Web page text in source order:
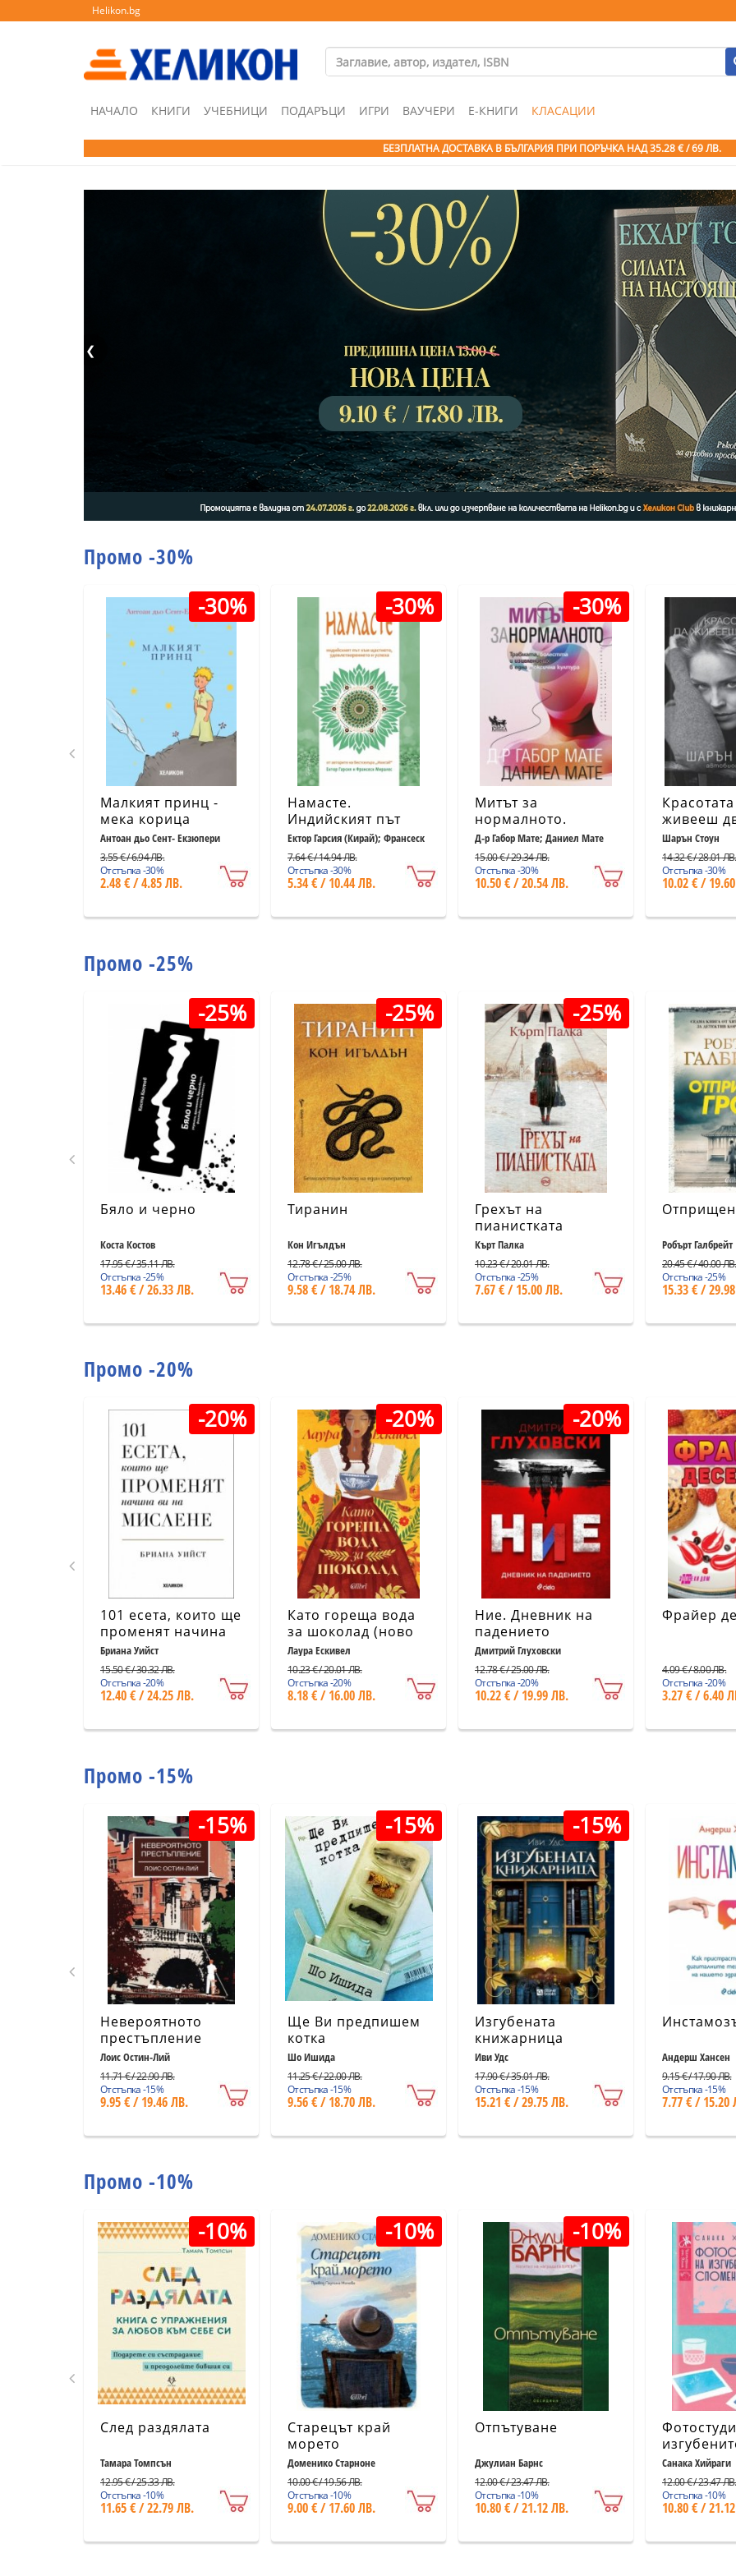
Helikon.bg
НАЧАЛО КНИГИ УЧЕБНИЦИ ПОДАРЪЦИ ИГРИ ВАУЧЕРИ Е-КНИГИ КЛАСАЦИИ
БЕЗПЛАТНА ДОСТАВКА В БЪЛГАРИЯ ПРИ ПОРЪЧКА НАД 35.28 € / 69 ЛВ.
❮
Промо -30%
-30%
Малкият принц -
мека корица
светлосиня
Антоан дьо Сент- Екзюпери
3.55 € / 6.94 ЛВ.
Отстъпка -30%
2.48 € / 4.85 ЛВ.
-30%
Намасте.
Индийският път
към щастието,
удовлетворението
и успеха
Ектор Гарсия (Кирай); Франсеск
7.64 € / 14.94 ЛВ.
Отстъпка -30%
5.34 € / 10.44 ЛВ.
-30%
Митът за
нормалното.
Травмата, болестта
и изцелението в
една токсична
култура
Д-р Габор Мате; Даниел Мате
15.00 € / 29.34 ЛВ.
Отстъпка -30%
10.50 € / 20.54 ЛВ.
живееш
(ново
Шарън Стоун
14.32 € / 28.01 ЛВ.
Отстъпка -30%
10.02 € /
Промо -25%
-25%
Бяло и черно
Коста Костов
17.95 € / 35.11 ЛВ.
Отстъпка -25%
13.46 € / 26.33 ЛВ.
-25%
Тиранин
Кон Игълдън
12.78 € / 25.00 ЛВ.
Отстъпка -25%
9.58 € / 18.74 ЛВ.
-25%
Грехът на
пианистката
Кърт Палка
10.23 € / 20.01 ЛВ.
Отстъпка -25%
7.67 € / 15.00 ЛВ.
Робърт Галбрейт
20.45 € / 40.00 ЛВ.
Отстъпка -25%
15.33 € /
Промо -20%
-20%
101 есета, които ще
променят начина
ви на мислене
Бриана Уийст
15.50 € / 30.32 ЛВ.
Отстъпка -20%
12.40 € / 24.25 ЛВ.
-20%
Като гореща вода
за шоколад (ново
издание)
Лаура Ескивел
10.23 € / 20.01 ЛВ.
Отстъпка -20%
8.18 € / 16.00 ЛВ.
-20%
Ние. Дневник на
падението
Дмитрий Глуховски
12.78 € / 25.00 ЛВ.
Отстъпка -20%
10.22 € / 19.99 ЛВ.
Фрайер
4.09 € / 8.00 ЛВ.
Отстъпка -20%
3.27 € / 6.40
Промо -15%
-15%
Невероятното
престъпление
Лоис Остин-Лий
11.71 € / 22.90 ЛВ.
Отстъпка -15%
9.95 € / 19.46 ЛВ.
-15%
Ще Ви предпишем
котка
Шо Ишида
11.25 € / 22.00 ЛВ.
Отстъпка -15%
9.56 € / 18.70 ЛВ.
-15%
Изгубената
книжарница
Иви Удс
17.90 € / 35.01 ЛВ.
Отстъпка -15%
15.21 € / 29.75 ЛВ.
Андерш Хансен
9.15 € / 17.90 ЛВ.
Отстъпка -15%
7.77 € / 15.20
Промо -10%
-10%
След раздялата
Тамара Томпсън
12.95 € / 25.33 ЛВ.
Отстъпка -10%
11.65 € / 22.79 ЛВ.
-10%
Старецът край
морето
Доменико Старноне
10.00 € / 19.56 ЛВ.
Отстъпка -10%
9.00 € / 17.60 ЛВ.
-10%
Отпътуване
Джулиан Барнс
12.00 € / 23.47 ЛВ.
Отстъпка -10%
10.80 € / 21.12 ЛВ.
спомени
Санака Хийраги
12.00 € / 23.47 ЛВ.
Отстъпка -10%
10.80 € /